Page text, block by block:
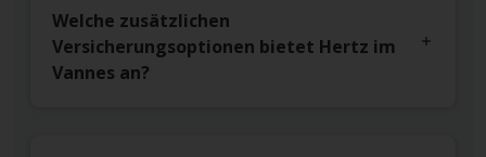
Welche zusätzlichen
Versicherungsoptionen bietet Hertz im
Vannes an?